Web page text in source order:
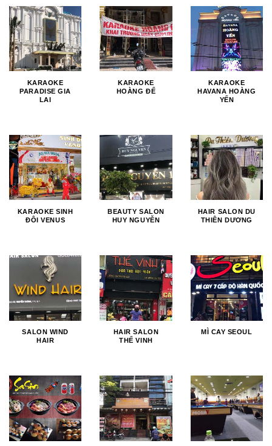
KARAOKE
PARADISE GIA
LAI
KARAOKE
HOÀNG ĐẾ
KARAOKE
HAVANA HOÀNG
YẾN
KARAOKE SINH
ĐÔI VENUS
BEAUTY SALON
HUY NGUYỄN
HAIR SALON DU
THIÊN DƯƠNG
SALON WIND
HAIR
HAIR SALON
THẾ VINH
MÌ CAY SEOUL